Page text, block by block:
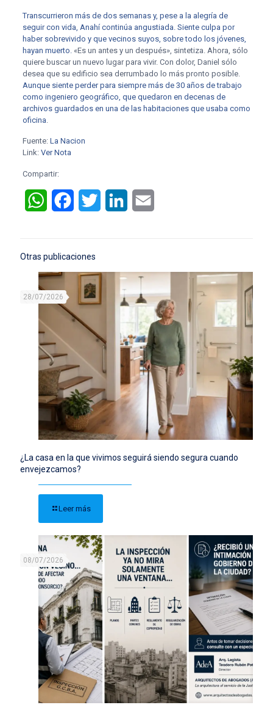
Transcurrieron más de dos semanas y, pese a la alegría de
seguir con vida, Anahí continúa angustiada. Siente culpa por
haber sobrevivido y que vecinos suyos, sobre todo los jóvenes,
hayan muerto.«Es un antes y un después», sintetiza. Ahora, sólo
quiere buscar un nuevo lugar para vivir. Con dolor, Daniel sólo
desea que su edificio sea derrumbado lo más pronto posible.
Aunque siente perder para siempre más de 30 años de trabajo
como ingeniero geográfico, que quedaron en decenas de
archivos guardados en una de las habitaciones que usaba como
oficina.
Fuente: La Nacion
Link: Ver Nota
Compartir:
WhatsAppFacebookTwitter LinkedIn
Otras publicaciones
28/07/2026
¿La casa en la que vivimos seguirá siendo segura cuando
envejezcamos?
Leer más
08/07/2026